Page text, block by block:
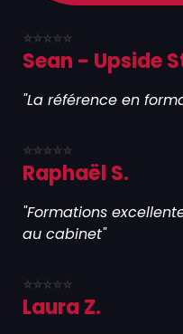
⭐⭐⭐⭐⭐
Sean - Upside
"La référence en
⭐⭐⭐⭐⭐
Raphaël S.
"Formations
au cabinet"
⭐⭐⭐⭐⭐
Laura Z.